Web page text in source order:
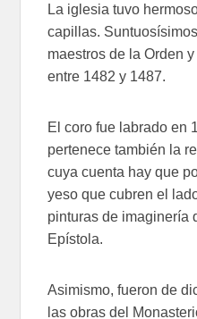
La iglesia tuvo
capillas.
maestros de la Orden
entre 1482 y 1487.
El coro fue labrado en
pertenece también la
cuya cuenta hay que
yeso que cubren el
pinturas de imaginería
Epístola.
Asimismo, fueron de
las obras del